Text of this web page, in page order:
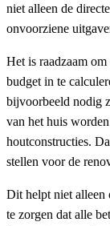
niet alleen de
onvoorziene
Het is raadzaam
budget in te
bijvoorbeeld nodig
van het huis
houtconstructies.
stellen voor de
Dit helpt niet alleen
te zorgen dat alle